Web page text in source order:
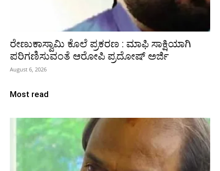
ರೇಣುಕಾಸ್ವಾಮಿ ಕೊಲೆ ಪ್ರಕರಣ : ಮಾಫಿ ಸಾಕ್ಷಿಯಾಗಿ
ಪರಿಗಣಿಸುವಂತೆ ಆರೋಪಿ ಪ್ರದೋಷ್‌ ಅರ್ಜಿ
August 6, 2026
Most read